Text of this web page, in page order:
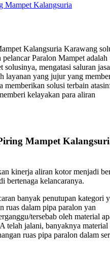
Mampet Kalangsuria
Kalangsuria Karawang
Paralon Mampet adalah
mengatasi saluran jasa
layanan yang jujur yang
memberikan solusi terbain
kelayakan para aliran
Mampet
kinerja aliran kotor menjadi
bertenaga kelancaranya.
banyak penutupan kategori
ruas dalam pipa paralon yan
tersebab oleh material
telah jalani, banyaknya material
ruas pipa paralon dalam